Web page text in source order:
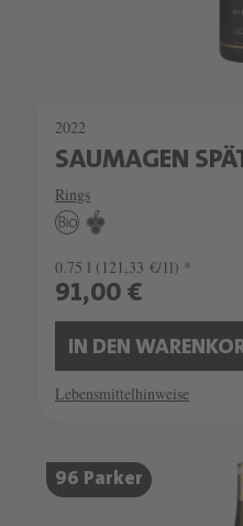
2022
SAUMAGEN
Rings
0.75 l (121,33 €/1l) *
91,00 €
IN DEN
Lebensmittelhinweise
96 Parker